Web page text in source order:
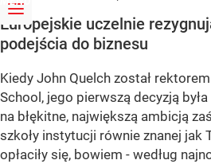
Europejskie uczelnie
podejścia do biznesu
Kiedy John Quelch został
School, jego pierwszą decyzją
na błękitne, największą ambicją
szkoły instytucji równie znanej jak
opłaciły się, bowiem - według